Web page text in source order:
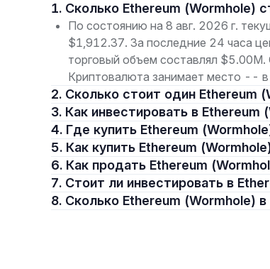
1. Сколько Ethereum (Wormhole)
По состоянию на 8 авг. 2026 г.
$1,912.37. За последние 24 часа
торговый объем составлял
Криптовалюта занимает место -- в
2. Сколько стоит один Ethereum
3. Как инвестировать в Ethereum
4. Где купить Ethereum
5. Как купить Ethereum
6. Как продать Ethereum
7. Стоит ли инвестировать в
8. Сколько Ethereum (Wormhole)